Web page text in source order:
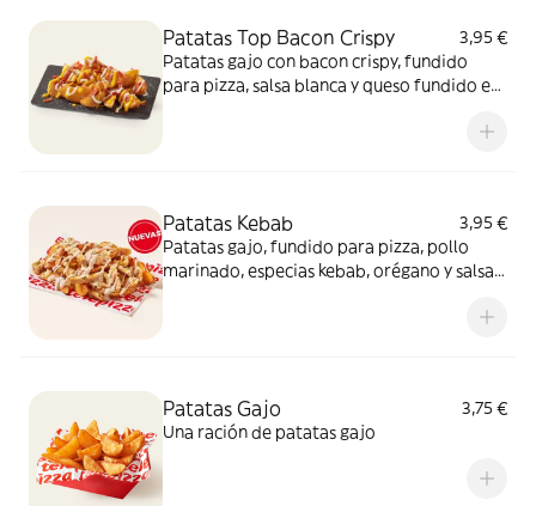
Patatas Top Bacon Crispy
3,95 €
Patatas gajo con bacon crispy, fundido
para pizza, salsa blanca y queso fundido en
Patatas Kebab
3,95 €
Patatas gajo, fundido para pizza, pollo
marinado, especias kebab, orégano y salsa
Patatas Gajo
3,75 €
Una ración de patatas gajo